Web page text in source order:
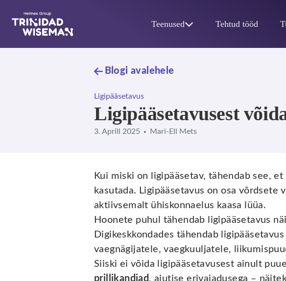
Teenused Tehtud tööd
Blogi avalehele
Ligipääsetavus
Ligipääsetavusest
3. Aprill 2025 Mari-Ell Mets
Kui miski on ligipääsetav, tähendab see,
kasutada. Ligipääsetavus on osa
aktiivsemalt ühiskonnaelus kaasa lüüa.
Hoonete puhul tähendab ligipääsetavus
Digikeskkondades tähendab
vaegnägijatele, vaegkuuljatele,
Siiski ei võida ligipääsetavusest ainult
prillikandjad , ajutise erivajadusega –